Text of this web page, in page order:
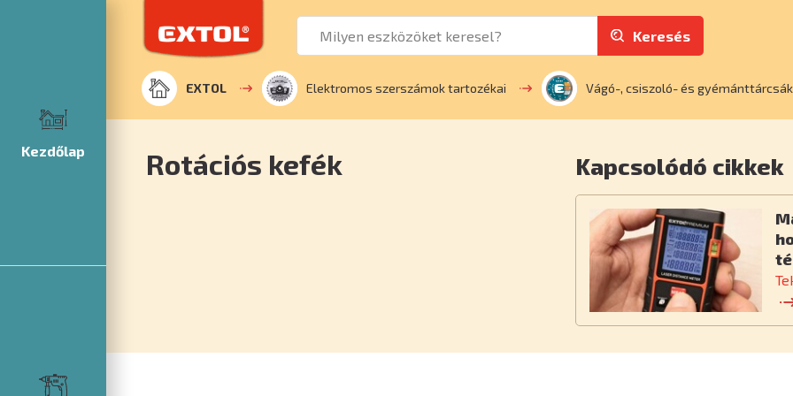
Kezdőlap
Keresés
EXTOL Elektromos szerszámok tartozékai Vágó-, csiszoló- és gyémánttárcsák
Rotációs kefék Kapcsolódó cikkek